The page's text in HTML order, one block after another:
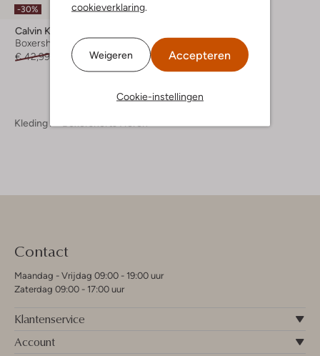
cookieverklaring.
Weigeren Accepteren
Cookie-instellingen
-30%
Calvin Klein Underwear
Boxershort
€ 42,99
€ 29,99
Kleding Boxershorts Heren
Contact
Maandag - Vrijdag 09:00 - 19:00 uur
Zaterdag 09:00 - 17:00 uur
Klantenservice
Account